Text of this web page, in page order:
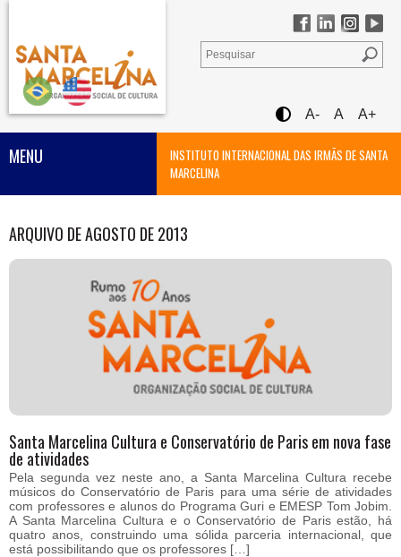
A- A A+
INSTITUTO INTERNACIONAL DAS IRMÃS DE SANTA
MARCELINA
MENU
ARQUIVO DE AGOSTO DE 2013
Santa Marcelina Cultura e Conservatório de Paris em nova fase
de atividades
Pela segunda vez neste ano, a Santa Marcelina Cultura recebe
músicos do Conservatório de Paris para uma série de atividades
com professores e alunos do Programa Guri e EMESP Tom Jobim.
A Santa Marcelina Cultura e o Conservatório de Paris estão, há
quatro anos, construindo uma sólida parceria internacional, que
está possibilitando que os professores […]